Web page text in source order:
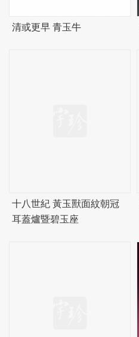
清或更早 青玉牛
十八世紀 黃玉獸面紋朝冠
耳蓋爐暨碧玉座